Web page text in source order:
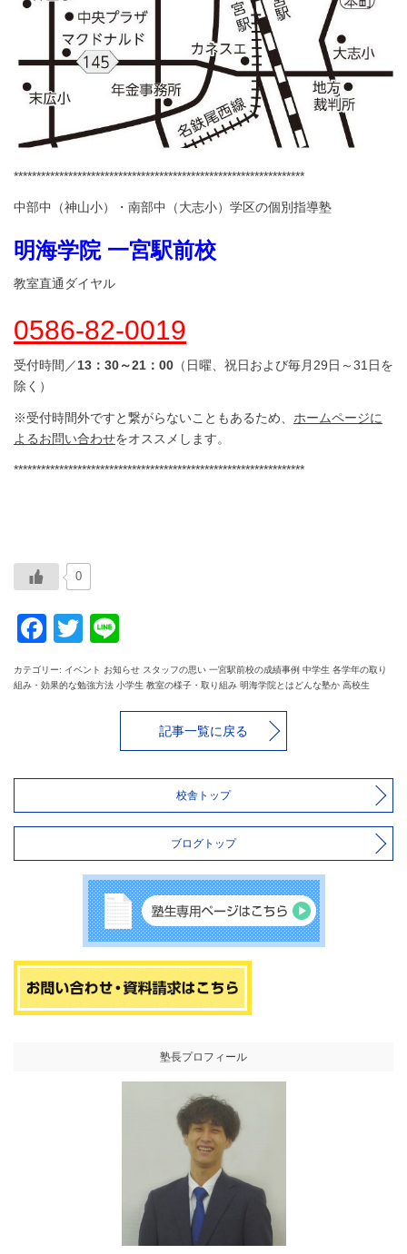
****************************************************************
中部中（神山小）・南部中（大志小）学区の個別指導塾
明海学院 一宮駅前校
教室直通ダイヤル
0586-82-0019
受付時間／13：30～21：00 （日曜、祝日および毎月29日～31日を
除く）
※受付時間外ですと繋がらないこともあるため、 ホームページに
よるお問い合わせをオススメします。
****************************************************************
0
Facebook
Twitter
カテゴリー: イベント お知らせ スタッフの思い 一宮駅前校の成績事例 中学生 各学年の取り
組み・効果的な勉強方法 小学生 教室の様子・取り組み 明海学院とはどんな塾か 高校生
記事一覧に戻る
校舎トップ
ブログトップ
塾長プロフィール